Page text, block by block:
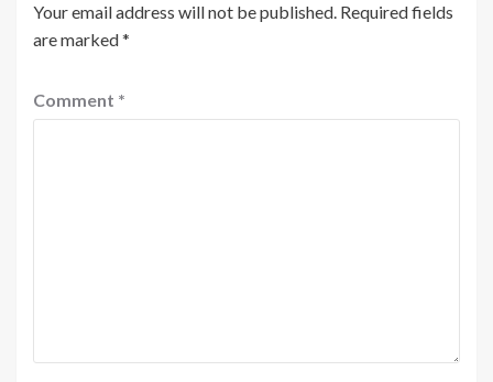
Your email address will not be published. Required fields
are marked*
Comment *